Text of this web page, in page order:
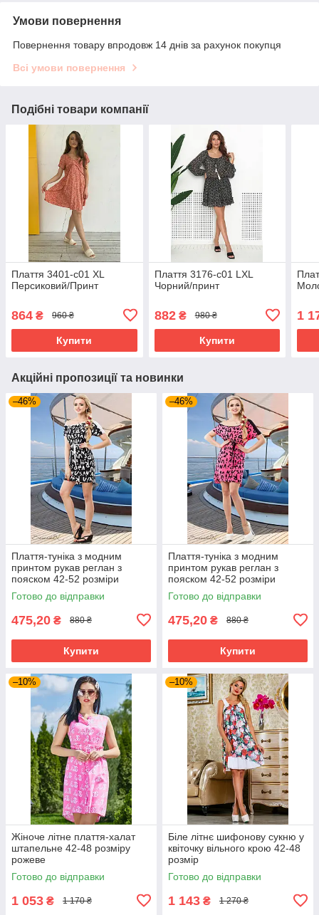
Умови повернення
Повернення товару впродовж 14 днів за рахунок покупця
Всі умови повернення
Подібні товари компанії
Плаття 3401-c01 XL
Персиковий/Принт
864 ₴ 960 ₴
Купити
Плаття 3176-c01 LXL
Чорний/принт
882₴ 980 ₴
Купити
1
Акційні пропозиції та новинки
–46%
Плаття-туніка з модним
принтом рукав реглан з
пояском 42-52 розміри
Готово до відправки
475,20 ₴ 880 ₴
Купити
–46%
Плаття-туніка з модним
принтом рукав реглан з
пояском 42-52 розміри
Готово до відправки
475,20 ₴ 880 ₴
Купити
–10%
Жіноче літне плаття-халат
штапельне 42-48 розміру
рожеве
Готово до відправки
1 053 ₴ 1 170 ₴
–10%
Біле літнє шифонову сукню у
квіточку вільного крою 42-48
розмір
Готово до відправки
1 143 ₴ 1 270 ₴